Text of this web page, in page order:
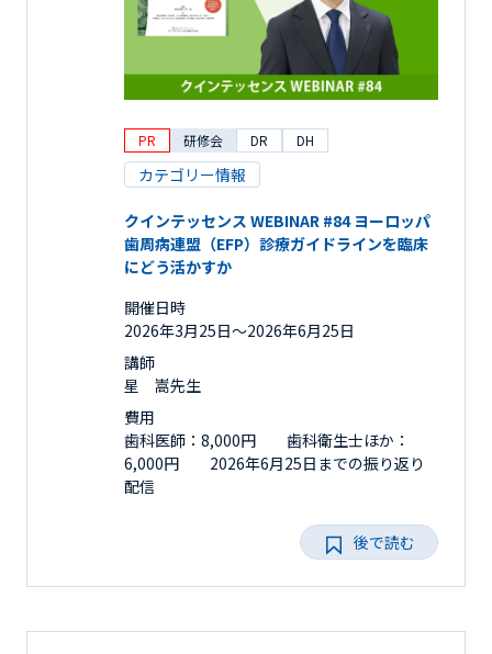
PR 研修会 DR DH
カテゴリー情報
クインテッセンス WEBINAR #84 ヨーロッパ
歯周病連盟（EFP）診療ガイドラインを臨床
にどう活かすか
開催日時
2026年3月25日〜2026年6月25日
講師
星 嵩先生
費用
歯科医師：8,000円 歯科衛生士ほか：
6,000円 2026年6月25日までの振り返り
配信
後で読む